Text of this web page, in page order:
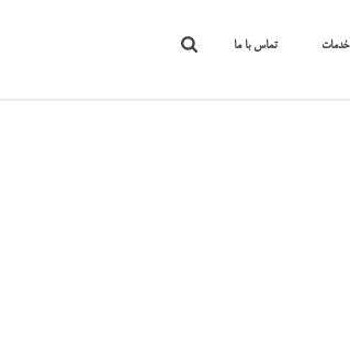
خدمات تماس با ما